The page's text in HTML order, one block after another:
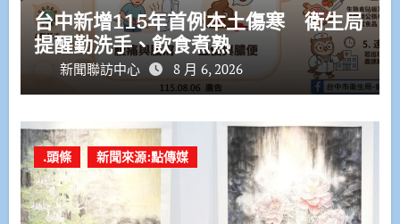
台中新增115年首例本土傷寒 衛生局
提醒勤洗手、飲食煮熟
新聞聯訪中心 8 月 6, 2026
.頭條 新聞來源:點傳媒